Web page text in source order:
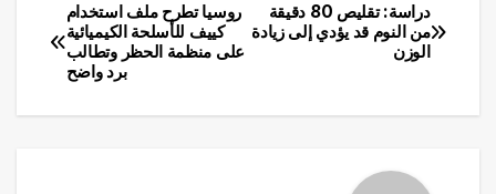
تصفّح
المقالات
روسيا تطرح ملف استخدام
كييف للأسلحة الكيميائية
على منظمة الحظر وتطالب
برد واضح
دراسة: تقليص 80 دقيقة
من النوم قد يؤدي إلى زيادة
الوزن